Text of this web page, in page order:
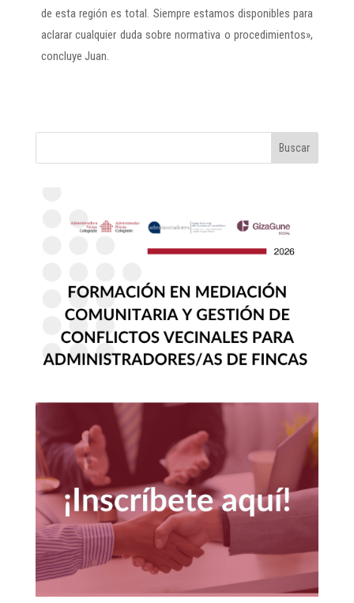
de esta región es total. Siempre estamos disponibles para
aclarar cualquier duda sobre normativa o procedimientos»,
concluye Juan.